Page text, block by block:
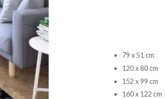
79 x 51 cm
120 x 80 cm
152 x 99 cm
160 x 122 cm